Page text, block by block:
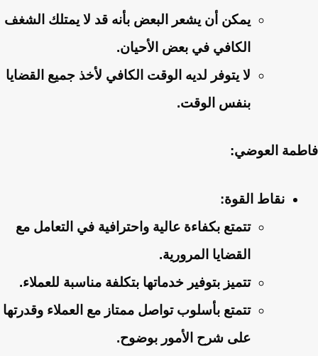
يمكن أن يشعر البعض بأنه قد لا يمتلك الشغف
الكافي في بعض الأحيان.
لا يتوفر لديه الوقت الكافي لأخذ جميع القضايا
بنفس الوقت.
فاطمة العوضي:
نقاط القوة:
تتمتع بكفاءة عالية واحترافية في التعامل مع
القضايا المرورية.
تتميز بتوفير خدماتها بتكلفة مناسبة للعملاء.
تتمتع بأسلوب تواصل ممتاز مع العملاء وقدرتها
على شرح الأمور بوضوح.